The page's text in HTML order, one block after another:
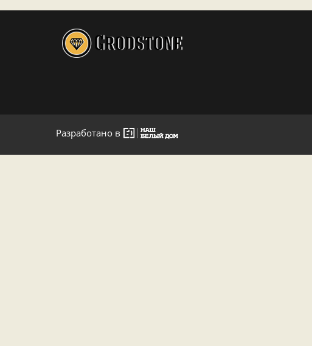
Разработано в